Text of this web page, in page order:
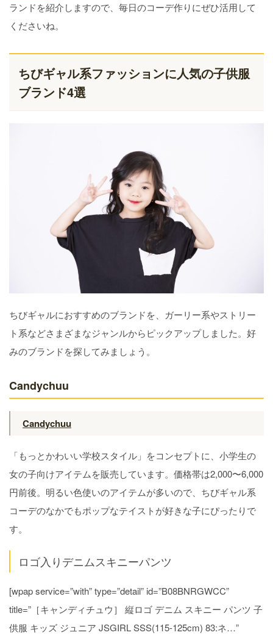
ランドを紹介しますので、毎日のコーデ作りにぜひ活用して
くださいね。
ちびギャル系ファッションに人気の子供服
ブランド4選
ちびギャルにおすすめのブランドを、ガーリー系やストリー
ト系などさまざまなジャンルからピックアップしました。好
みのブランドを探してみましょう。
Candychuu
Candychuu
「もっとかわいい学校スタイル」をコンセプトに、小学生の
女の子向けアイテムを販売しています。価格帯は2,000〜6,000
円前後。明るい色使いのアイテムが多いので、ちびギャル系
コーデのなかでもポップなテイストが好きな子にぴったりで
す。
ロゴ入りデニムスキニーパンツ
[wpap service=”with” type=”detail” id=”B08BNRGWCC”
title=”［キャンディチュウ］ 縦ロゴ デニム スキニー パンツ 子
供服 キッズ ジュニア JSGIRL SSS(115-125cm) 83:ネ…”